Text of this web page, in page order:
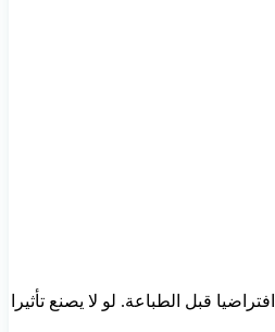
قبل الطباعة. لو لا يصنع تأثيرا